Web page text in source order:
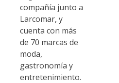
compañía junto a
Larcomar, y
cuenta con más
de 70 marcas de
moda,
gastronomía y
entretenimiento.